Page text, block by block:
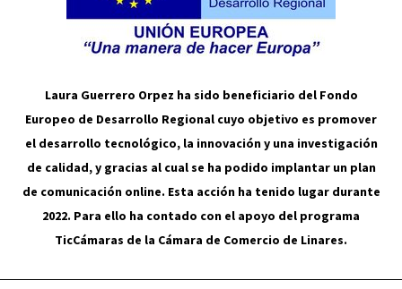
Laura Guerrero Orpez ha sido beneficiario del Fondo
Europeo de Desarrollo Regional cuyo objetivo es promover
el desarrollo tecnológico, la innovación y una investigación
de calidad, y gracias al cual se ha podido implantar un plan
de comunicación online. Esta acción ha tenido lugar durante
2022. Para ello ha contado con el apoyo del programa
TicCámaras de la Cámara de Comercio de Linares.